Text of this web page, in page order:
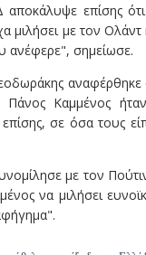
επίσης
μιλήσει με τον
ανέφερε", σημείωσε.
αναφέρθηκε
Πάνος Καμμένος
σε όσα τους
με τον
να μιλήσει